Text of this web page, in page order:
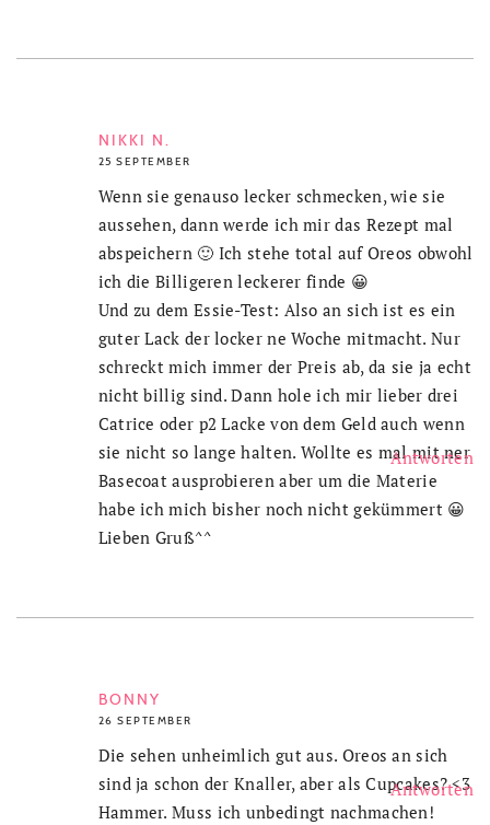
NIKKI N.
25 SEPTEMBER
Wenn sie genauso lecker schmecken, wie sie
aussehen, dann werde ich mir das Rezept mal
abspeichern 🙂 Ich stehe total auf Oreos obwohl
ich die Billigeren leckerer finde 😀
Und zu dem Essie-Test: Also an sich ist es ein
guter Lack der locker ne Woche mitmacht. Nur
schreckt mich immer der Preis ab, da sie ja echt
nicht billig sind. Dann hole ich mir lieber drei
Catrice oder p2 Lacke von dem Geld auch wenn
sie nicht so lange halten. Wollte es mal mit ner
Basecoat ausprobieren aber um die Materie
habe ich mich bisher noch nicht gekümmert 😀
Lieben Gruß^^
BONNY
26 SEPTEMBER
Antworten
Die sehen unheimlich gut aus. Oreos an sich
sind ja schon der Knaller, aber als Cupcakes? <3
Hammer. Muss ich unbedingt nachmachen!
Antworten